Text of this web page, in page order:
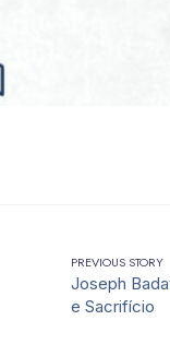
PREVIOUS STORY
Joseph
e Sacrifício